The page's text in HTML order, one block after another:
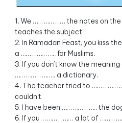
1. We ……………… the notes on
teaches the subject.
2. In Ramadan Feast, you kiss
a ……………….. for Muslims.
3. If you don’t know the
………………….. a dictionary.
4. The teacher tried to
couldn’t.
5. I have been ……………….. the
6. If you ……………… a lot of